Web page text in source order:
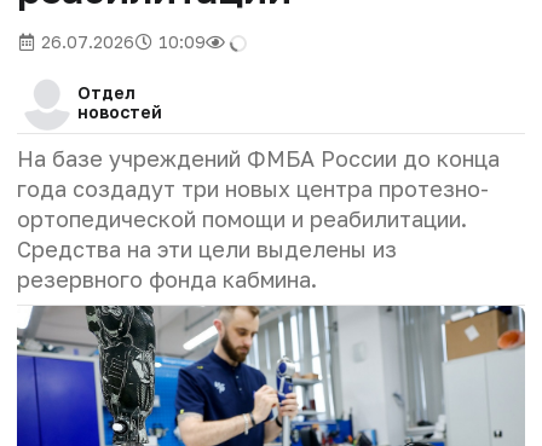
26.07.2026 10:09
Отдел
новостей
На базе учреждений ФМБА России до конца
года создадут три новых центра протезно-
ортопедической помощи и реабилитации.
Средства на эти цели выделены из
резервного фонда кабмина.